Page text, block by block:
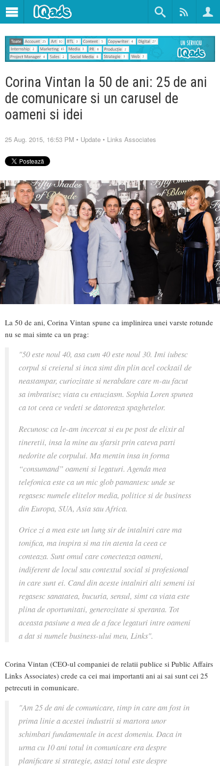
Corina Vintan la 50 de ani: 25 de ani
de comunicare si un carusel de
oameni si idei
25 Aug. 2015, 16:53 PM • Update • Links Associates
La 50 de ani, Corina Vintan spune ca implinirea unei varste rotunde
nu se mai simte ca un prag:
"50 este noul 40, asa cum 40 este noul 30. Imi iubesc
corpul si creierul si inca simt din plin acel cocktail de
neastampar, curiozitate si nerabdare care m-au facut
sa imbratisez viata cu entuziasm. Sophia Loren spunea
ca tot ceea ce vedeti se datoreaza spaghetelor.
Recunosc ca le-am incercat si eu pe post de elixir al
tineretii, insa la mine au sfarsit prin cateva parti
nedorite ale corpului. Ma mentin insa in forma
“consumand” oameni si legaturi. Agenda mea
telefonica este ca un mic glob pamantesc unde se
regasesc numele elitelor media, politice si de business
din Europa, SUA, Asia sau Africa.
Orice zi a mea este un lung sir de intalniri care ma
tonifica, ma inspira si ma tin atenta la ceea ce
conteaza. Sunt omul care conecteaza oameni,
indiferent de locul sau contextul social si profesional
in care sunt ei. Cand din aceste intalniri alti semeni isi
regasesc sanatatea, bucuria, sensul, simt ca viata este
plina de oportunitati, generozitate si speranta. Tot
aceasta pasiune a mea de a face legaturi intre oameni
a dat si numele business-ului meu, Links".
Corina Vintan (CEO-ul companiei de relatii publice si Public Affairs
Links Associates) crede ca cei mai importanti ani ai sai sunt cei 25
petrecuti in comunicare.
"Am 25 de ani de comunicare, timp in care am fost in
prima linie a acestei industrii si martora unor
schimbari fundamentale in acest domeniu. Daca in
urma cu 10 ani totul in comunicare era despre
planificare si strategie, astazi totul este despre